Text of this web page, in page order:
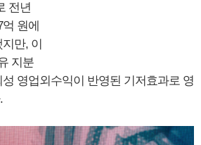
전년
원에
만, 이
지분
영업외수익이 반영된 기저효과로 영